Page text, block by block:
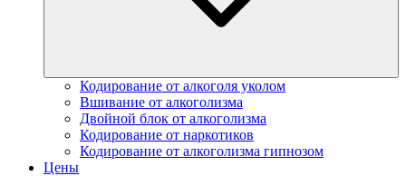
Кодирование от алкоголя уколом
Вшивание от алкоголизма
Двойной блок от алкоголизма
Кодирование от наркотиков
Кодирование от алкоголизма гипнозом
Цены